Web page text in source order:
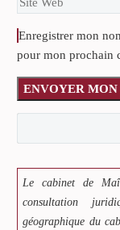
Enregistrer mon
pour mon prochain
ENVOYER
Le cabinet de
consultation
géographique du